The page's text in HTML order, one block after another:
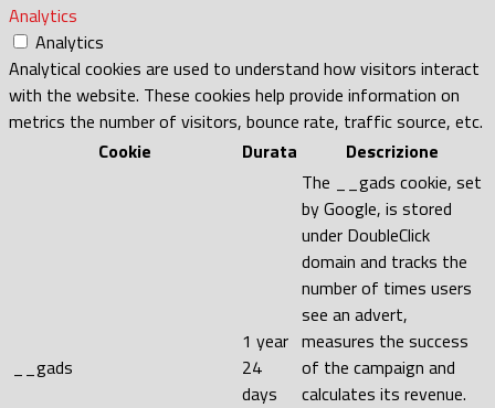
Analytics
Analytics
Analytical cookies are used to understand how visitors interact
with the website. These cookies help provide information on
metrics the number of visitors, bounce rate, traffic source, etc.
Cookie
Durata Descrizione
__gads
1 year
24
days
The __gads cookie, set
by Google, is stored
under DoubleClick
domain and tracks the
number of times users
see an advert,
measures the success
of the campaign and
calculates its revenue.